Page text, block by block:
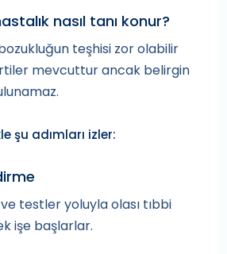
nasıl tanı konur?
teşhisi zor olabilir
mevcuttur ancak belirgin
şu adımları izler:
testler yoluyla olası tıbbi
işe başlarlar.